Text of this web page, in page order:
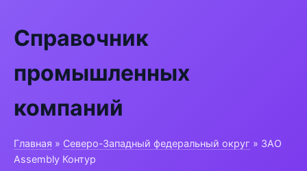
Справочник
промышленных
компаний
Главная » Северо-Западный федеральный округ » ЗАО
Assembly Контур